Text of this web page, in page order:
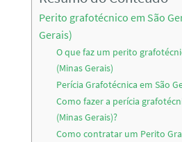
Perito grafotécnico em São
Gerais)
O que faz um perito
(Minas Gerais)
Perícia Grafotécnica em São
Como fazer a perícia
(Minas Gerais)?
Como contratar um Perito